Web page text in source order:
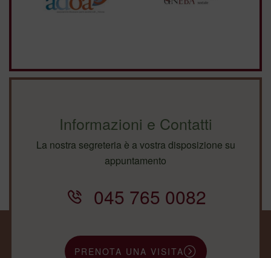
Informazioni e Contatti
La nostra segreteria è a vostra disposizione su
appuntamento
045 765 0082
PRENOTA UNA VISITA